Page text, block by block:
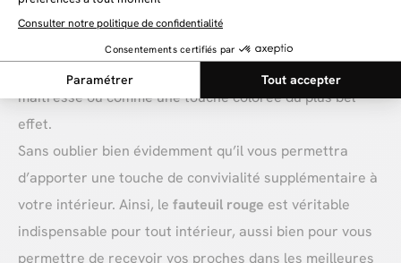
ajoute une note audacieuse. Que votre intérieur soit
industriel, rétro ou scandinave, le fauteuil rouge
maîtresse ou comme une touche colorée du plus bel
effet.
Sans oublier bien évidemment qu’il vous permettra
d’apporter une touche de convivialité supplémentaire à
votre intérieur. Ainsi, le fauteuil rouge est véritable
indispensable pour tout intérieur, aussi bien pour vous
permettre de recevoir vos proches dans les meilleures